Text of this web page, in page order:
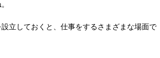
立しておくと、仕事をするさまざまな場面で